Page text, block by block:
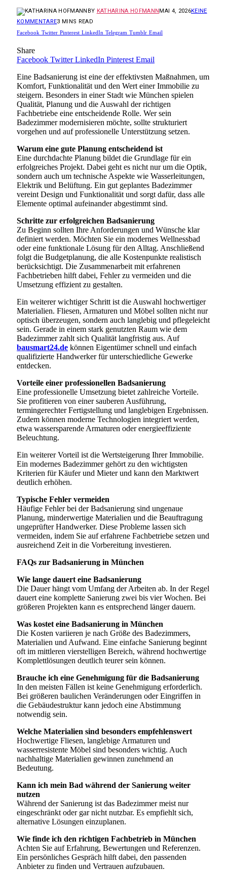
BY KATHARINA HOFMANNMAI 4, 2026KEINE
KOMMENTARE3 MINS READ
Facebook Twitter Pinterest LinkedIn Telegram Tumblr Email
Share
Facebook Twitter LinkedIn Pinterest Email
Eine Badsanierung ist eine der effektivsten Maßnahmen, um
Komfort, Funktionalität und den Wert einer Immobilie zu
steigern. Besonders in einer Stadt wie München spielen
Qualität, Planung und die Auswahl der richtigen
Fachbetriebe eine entscheidende Rolle. Wer sein
Badezimmer modernisieren möchte, sollte strukturiert
vorgehen und auf professionelle Unterstützung setzen.
Warum eine gute Planung entscheidend ist
Eine durchdachte Planung bildet die Grundlage für ein
erfolgreiches Projekt. Dabei geht es nicht nur um die Optik,
sondern auch um technische Aspekte wie Wasserleitungen,
Elektrik und Belüftung. Ein gut geplantes Badezimmer
vereint Design und Funktionalität und sorgt dafür, dass alle
Elemente optimal aufeinander abgestimmt sind.
Schritte zur erfolgreichen Badsanierung
Zu Beginn sollten Ihre Anforderungen und Wünsche klar
definiert werden. Möchten Sie ein modernes Wellnessbad
oder eine funktionale Lösung für den Alltag. Anschließend
folgt die Budgetplanung, die alle Kostenpunkte realistisch
berücksichtigt. Die Zusammenarbeit mit erfahrenen
Fachbetrieben hilft dabei, Fehler zu vermeiden und die
Umsetzung effizient zu gestalten.
Ein weiterer wichtiger Schritt ist die Auswahl hochwertiger
Materialien. Fliesen, Armaturen und Möbel sollten nicht nur
optisch überzeugen, sondern auch langlebig und pflegeleicht
sein. Gerade in einem stark genutzten Raum wie dem
Badezimmer zahlt sich Qualität langfristig aus. Auf
bausmart24.de können Eigentümer schnell und einfach
qualifizierte Handwerker für unterschiedliche Gewerke
entdecken.
Vorteile einer professionellen Badsanierung
Eine professionelle Umsetzung bietet zahlreiche Vorteile.
Sie profitieren von einer sauberen Ausführung,
termingerechter Fertigstellung und langlebigen Ergebnissen.
Zudem können moderne Technologien integriert werden,
etwa wassersparende Armaturen oder energieeffiziente
Beleuchtung.
Ein weiterer Vorteil ist die Wertsteigerung Ihrer Immobilie.
Ein modernes Badezimmer gehört zu den wichtigsten
Kriterien für Käufer und Mieter und kann den Marktwert
deutlich erhöhen.
Typische Fehler vermeiden
Häufige Fehler bei der Badsanierung sind ungenaue
Planung, minderwertige Materialien und die Beauftragung
ungeprüfter Handwerker. Diese Probleme lassen sich
vermeiden, indem Sie auf erfahrene Fachbetriebe setzen und
ausreichend Zeit in die Vorbereitung investieren.
FAQs zur Badsanierung in München
Wie lange dauert eine Badsanierung
Die Dauer hängt vom Umfang der Arbeiten ab. In der Regel
dauert eine komplette Sanierung zwei bis vier Wochen. Bei
größeren Projekten kann es entsprechend länger dauern.
Was kostet eine Badsanierung in München
Die Kosten variieren je nach Größe des Badezimmers,
Materialien und Aufwand. Eine einfache Sanierung beginnt
oft im mittleren vierstelligen Bereich, während hochwertige
Komplettlösungen deutlich teurer sein können.
Brauche ich eine Genehmigung für die Badsanierung
In den meisten Fällen ist keine Genehmigung erforderlich.
Bei größeren baulichen Veränderungen oder Eingriffen in
die Gebäudestruktur kann jedoch eine Abstimmung
notwendig sein.
Welche Materialien sind besonders empfehlenswert
Hochwertige Fliesen, langlebige Armaturen und
wasserresistente Möbel sind besonders wichtig. Auch
nachhaltige Materialien gewinnen zunehmend an
Bedeutung.
Kann ich mein Bad während der Sanierung weiter
nutzen
Während der Sanierung ist das Badezimmer meist nur
eingeschränkt oder gar nicht nutzbar. Es empfiehlt sich,
alternative Lösungen einzuplanen.
Wie finde ich den richtigen Fachbetrieb in München
Achten Sie auf Erfahrung, Bewertungen und Referenzen.
Ein persönliches Gespräch hilft dabei, den passenden
Anbieter zu finden und Vertrauen aufzubauen.